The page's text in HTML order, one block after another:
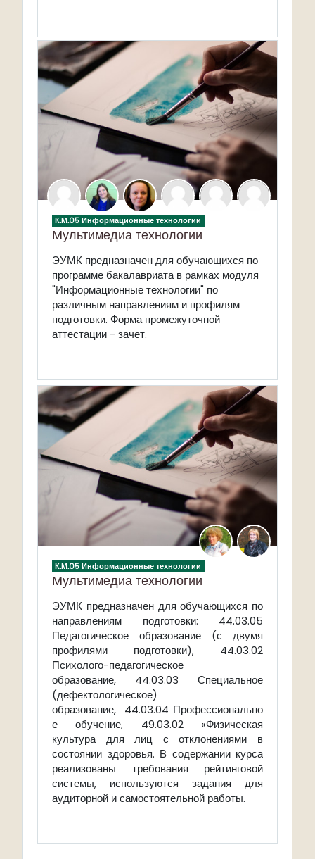
К.М.05 Информационные технологии
Мультимедиа технологии
ЭУМК предназначен для обучающихся по
программе бакалавриата в рамках модуля
"Информационные технологии" по
различным направлениям и профилям
подготовки. Форма промежуточной
аттестации - зачет.
К.М.05 Информационные технологии
Мультимедиа технологии
ЭУМК предназначен для обучающихся по
направлениям подготовки: 44.03.05
Педагогическое образование (с двумя
профилями подготовки), 44.03.02
Психолого-педагогическое
образование, 44.03.03 Специальное
(дефектологическое)
образование, 44.03.04 Профессионально
е обучение, 49.03.02 «Физическая
культура для лиц с отклонениями в
состоянии здоровья. В содержании курса
реализованы требования рейтинговой
системы, используются задания для
аудиторной и самостоятельной работы.